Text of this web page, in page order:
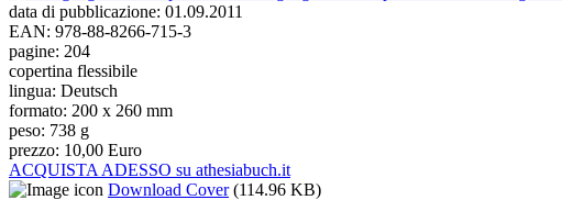
data di pubblicazione: 01.09.2011
EAN: 978-88-8266-715-3
pagine: 204
copertina flessibile
lingua: Deutsch
formato: 200 x 260 mm
peso: 738 g
prezzo: 10,00 Euro
ACQUISTA ADESSO su athesiabuch.it
Download Cover (114.96 KB)